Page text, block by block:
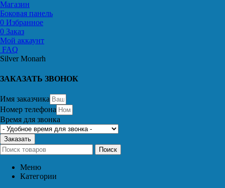
Магазин
Боковая панель
0 Избранное
0 Заказ
Мой аккаунт
FAQ
Silver Monarh
ЗАКАЗАТЬ ЗВОНОК
Имя заказчика
Номер телефона
Время для звонка
Заказать
Поиск
Меню
Категории